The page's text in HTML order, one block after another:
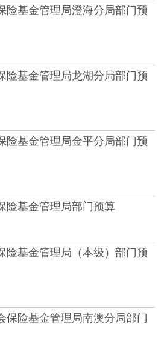
险基金管理局澄海分局部门预
险基金管理局龙湖分局部门预
险基金管理局金平分局部门预
险基金管理局部门预算
险基金管理局（本级）部门预
保险基金管理局南澳分局部门